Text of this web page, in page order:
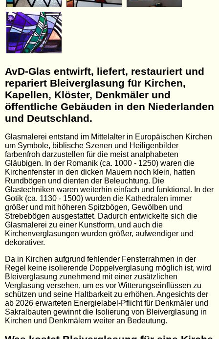
AvD-Glas entwirft, liefert, restauriert und
repariert Bleiverglasung für Kirchen,
Kapellen, Klöster, Denkmäler und
öffentliche Gebäuden in den Niederlanden
und Deutschland.
Glasmalerei entstand im Mittelalter in Europäischen Kirchen
um Symbole, biblische Szenen und Heiligenbilder
farbenfroh darzustellen für die meist analphabeten
Gläubigen. In der Romanik (ca. 1000 - 1250) waren die
Kirchenfenster in den dicken Mauern noch klein, hatten
Rundbögen und dienten der Beleuchtung. Die
Glastechniken waren weiterhin einfach und funktional. In der
Gotik (ca. 1130 - 1500) wurden die Kathedralen immer
größer und mit höheren Spitzbögen, Gewölben und
Strebebögen ausgestattet. Dadurch entwickelte sich die
Glasmalerei zu einer Kunstform, und auch die
Kirchenverglasungen wurden größer, aufwendiger und
dekorativer.
Da in Kirchen aufgrund fehlender Fensterrahmen in der
Regel keine isolierende Doppelverglasung möglich ist, wird
Bleiverglasung zunehmend mit einer zusätzlichen
Verglasung versehen, um es vor Witterungseinflüssen zu
schützen und seine Haltbarkeit zu erhöhen. Angesichts der
ab 2026 erwarteten Energielabel-Pflicht für Denkmäler und
Sakralbauten gewinnt die Isolierung von Bleiverglasung in
Kirchen und Denkmälern weiter an Bedeutung.